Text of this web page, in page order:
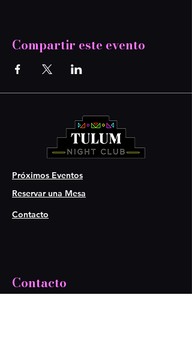
Compartir este evento
Próximos Eventos
Reservar una Mesa
Contacto
Contacto